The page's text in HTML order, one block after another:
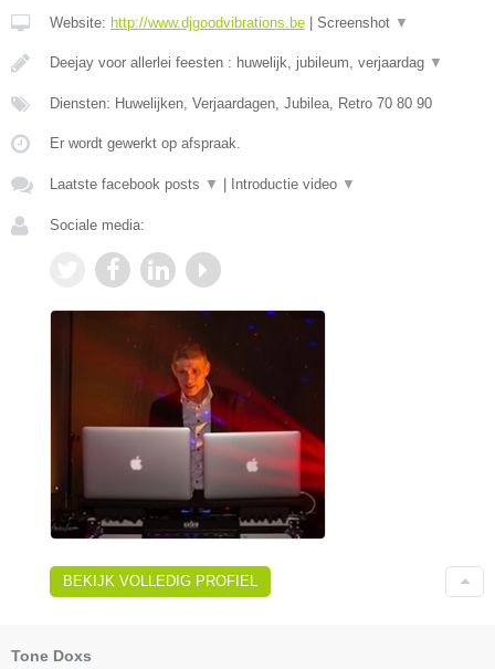
Website: http://www.djgoodvibrations.be Screenshot ▼
Deejay voor allerlei feesten : huwelijk, jubileum, verjaardag ▼
Diensten: Huwelijken, Verjaardagen, Jubilea, Retro 70 80 90
Er wordt gewerkt op afspraak.
Laatste facebook posts ▼ Introductie video ▼
Sociale media:
BEKIJK VOLLEDIG PROFIEL
Tone Doxs